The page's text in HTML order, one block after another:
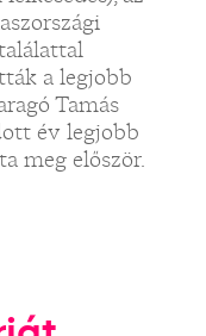
a legjobb
Tamás
év legjobb
meg először.